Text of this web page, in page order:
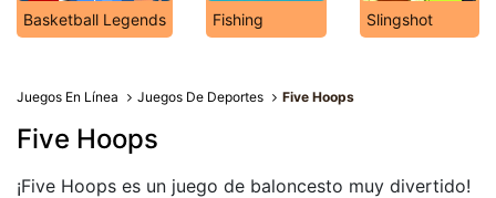
Basketball Legends Fishing Slingshot
Juegos En Línea Juegos De Deportes Five Hoops
Five Hoops
¡Five Hoops es un juego de baloncesto muy divertido!